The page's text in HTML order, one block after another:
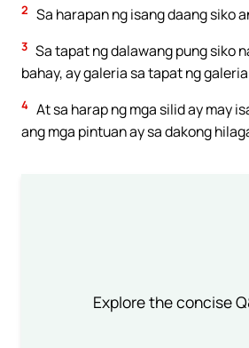
2 Sa harapan ng isang daang siko
3 Sa tapat ng dalawang pung siko
bahay, ay galeria sa tapat ng
4 At sa harap ng mga silid ay may
ang mga pintuan ay sa dakong
Explore the concise